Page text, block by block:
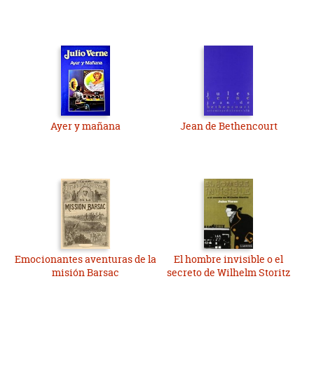
Ayer y mañana Jean de Bethencourt
Emocionantes aventuras de la
misión Barsac
El hombre invisible o el
secreto de Wilhelm Storitz